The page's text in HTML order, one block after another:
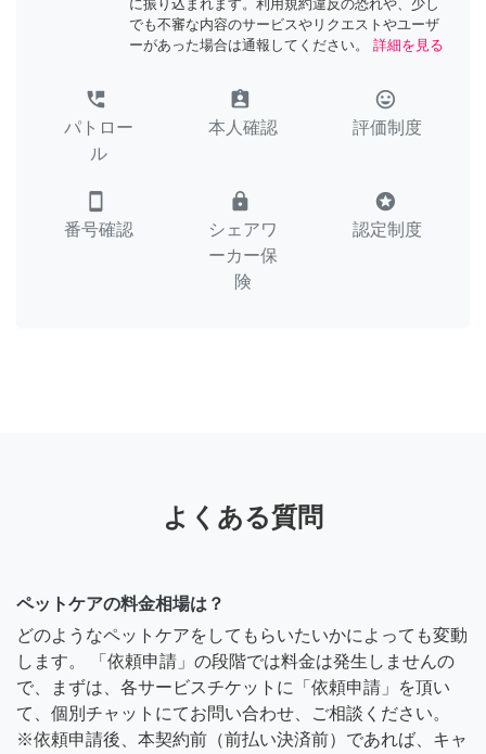
に振り込まれます。利用規約違反の恐れや、少し
でも不審な内容のサービスやリクエストやユーザ
ーがあった場合は通報してください。
詳細を見る
perm_phone_msg
パトロー
ル
assignment_ind
本人確認
tag_faces
評価制度
smartphone
番号確認
lock
シェアワ
ーカー保
険
stars
認定制度
よくある質問
ペットケアの料金相場は？
どのようなペットケアをしてもらいたいかによっても変動
します。 「依頼申請」の段階では料金は発生しませんの
で、まずは、各サービスチケットに「依頼申請」を頂い
て、個別チャットにてお問い合わせ、ご相談ください。
※依頼申請後、本契約前（前払い決済前）であれば、キャ